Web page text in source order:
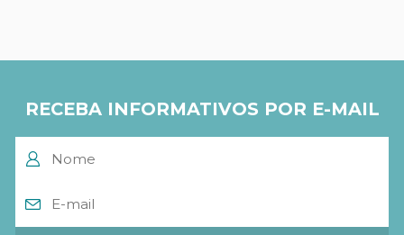
RECEBA INFORMATIVOS POR E-MAIL